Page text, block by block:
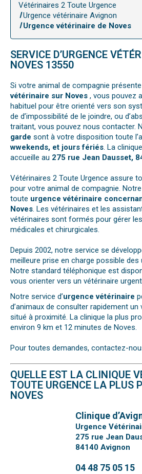
Vétérinaires 2 Toute Urgence
Urgence vétérinaire Avignon
Urgence vétérinaire de Noves
SERVICE D’URGENCE
NOVES 13550
Si votre animal de compagnie
vétérinaire sur Noves , vous pouvez
habituel pour être orienté vers son
de d’impossibilité de le joindre, ou
traitant, vous pouvez nous contacter.
garde sont à votre disposition toute
wwekends, et jours fériés. La
accueille au 275 rue Jean Dausset,
Vétérinaires 2 Toute Urgence assure
pour votre animal de compagnie.
toute urgence vétérinaire
Noves. Les vétérinaires et les
vétérinaires sont formés pour gérer
médicales et chirurgicales.
Depuis 2002, notre service se
meilleure prise en charge possible des
Notre standard téléphonique est
vous orienter vers un vétérinaire
Notre service d’urgence vétérinaire
d’animaux de consulter rapidement
situé à proximité. La clinique la plus
environ 9 km et 12 minutes de Noves.
Pour toutes demandes, contactez-
QUELLE EST LA CLINIQUE
TOUTE URGENCE LA PLUS
NOVES
Clinique
Urgence
275 rue Jean
84140 Avignon
04 48 75 05 15